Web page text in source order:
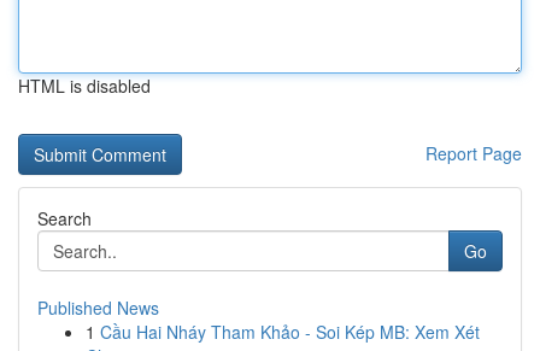
HTML is disabled
Report Page
Search
Go
Published News
1 Cầu Hai Nháy Tham Khảo - Soi Kép MB: Xem Xét